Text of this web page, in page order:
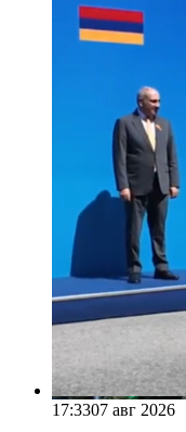
17:3307 авг 2026